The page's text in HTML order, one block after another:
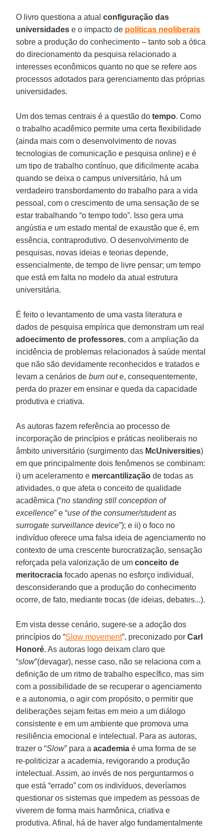
O livro questiona a atual configuração das
universidades e o impacto de políticas neoliberais
sobre a produção do conhecimento – tanto sob a ótica
do direcionamento da pesquisa relacionado a
interesses econômicos quanto no que se refere aos
processos adotados para gerenciamento das próprias
universidades.
Um dos temas centrais é a questão dotempo. Como
o trabalho acadêmico permite uma certa flexibilidade
(ainda mais com o desenvolvimento de novas
tecnologias de comunicação e pesquisa online) e é
um tipo de trabalho contínuo, que dificilmente acaba
quando se deixa o campus universitário, há um
verdadeiro transbordamento do trabalho para a vida
pessoal, com o crescimento de uma sensação de se
estar trabalhando “o tempo todo”. Isso gera uma
angústia e um estado mental de exaustão que é, em
essência, contraprodutivo. O desenvolvimento de
pesquisas, novas ideias e teorias depende,
essencialmente, de tempo de livre pensar; um tempo
que está em falta no modelo da atual estrutura
universitária.
É feito o levantamento de uma vasta literatura e
dados de pesquisa empírica que demonstram um real
adoecimento de professores, com a ampliação da
incidência de problemas relacionados à saúde mental
que não são devidamente reconhecidos e tratados e
levam a cenários deburn oute, consequentemente,
perda do prazer em ensinar e queda da capacidade
produtiva e criativa.
As autoras fazem referência ao processo de
incorporação de princípios e práticas neoliberais no
âmbito universitário (surgimento das McUniversities)
em que principalmente dois fenômenos se combinam:
i) um aceleramento e mercantilização de todas as
atividades, o que afeta o conceito de qualidade
acadêmica (“no standing still conception of
excellence” e “use of the consumer/student as
surrogate surveillance device”); e ii) o foco no
indivíduo oferece uma falsa ideia de agenciamento no
contexto de uma crescente burocratização, sensação
reforçada pela valorização de umconceito de
meritocracia focado apenas no esforço individual,
desconsiderando que a produção do conhecimento
ocorre, de fato, mediante trocas (de ideias, debates...).
Em vista desse cenário, sugere-se a adoção dos
princípios do “Slow movement”, preconizado porCarl
Honoré. As autoras logo deixam claro que
“slow”(devagar), nesse caso, não se relaciona com a
definição de um ritmo de trabalho específico, mas sim
com a possibilidade de se recuperar o agenciamento
e a autonomia, o agir com propósito, o permitir que
deliberações sejam feitas em meio a um diálogo
consistente e em um ambiente que promova uma
resiliência emocional e intelectual. Para as autoras,
trazer o “Slow” para aacademia é uma forma de se
re-politicizar a academia, revigorando a produção
intelectual. Assim, ao invés de nos perguntarmos o
que está “errado” com os indivíduos, deveríamos
questionar os sistemas que impedem as pessoas de
viverem de forma mais harmônica, criativa e
produtiva. Afinal, há de haver algo fundamentalmente